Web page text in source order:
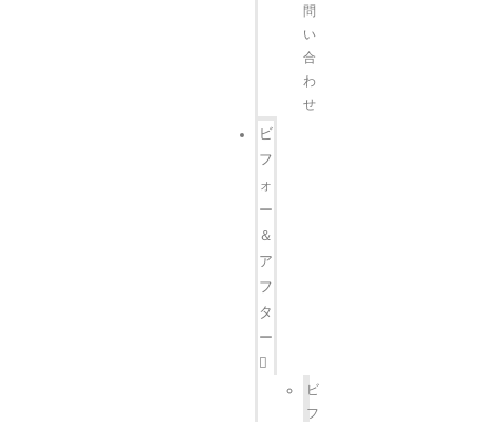
問
い
合
わ
せ
ビ
フ
ォ
ー
＆
ア
フ
タ
ー
ビ
フ